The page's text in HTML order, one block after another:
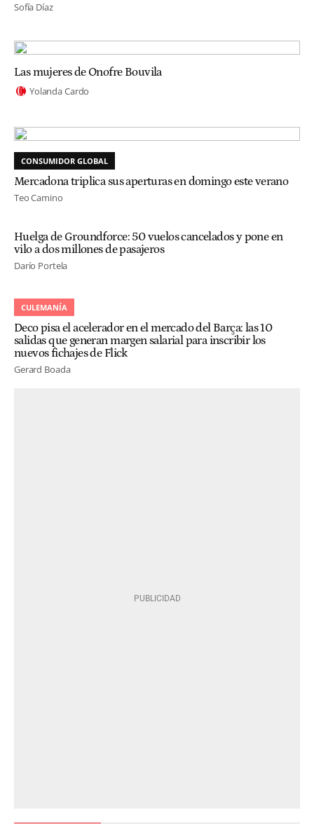
Sofía Díaz
Las mujeres de Onofre Bouvila
Yolanda Cardo
CONSUMIDOR GLOBAL
Mercadona triplica sus aperturas en domingo este verano
Teo Camino
Huelga de Groundforce: 50 vuelos cancelados y pone en
vilo a dos millones de pasajeros
Darío Portela
CULEMANÍA
Deco pisa el acelerador en el mercado del Barça: las 10
salidas que generan margen salarial para inscribir los
nuevos fichajes de Flick
Gerard Boada